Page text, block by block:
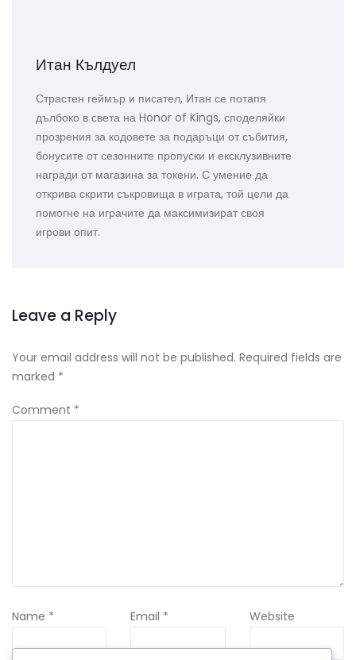
Итан Кълдуел
Страстен геймър и писател, Итан се потапя
дълбоко в света на Honor of Kings, споделяйки
прозрения за кодовете за подаръци от събития,
бонусите от сезонните пропуски и ексклузивните
награди от магазина за токени. С умение да
открива скрити съкровища в играта, той цели да
помогне на играчите да максимизират своя
игрови опит.
Leave a Reply
Your email address will not be published. Required fields are
marked *
Comment *
Name * Email * Website